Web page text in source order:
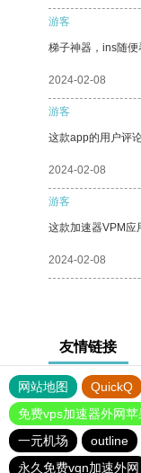
游客
梯子神器，ins随便
2024-02-08
游客
这款app的用户评
2024-02-08
游客
这款加速器VPM应
2024-02-08
友情链接
网站地图 QuickQ
免费vps加速器外网苹
一元机场
outline
永久免费vqn加速外网